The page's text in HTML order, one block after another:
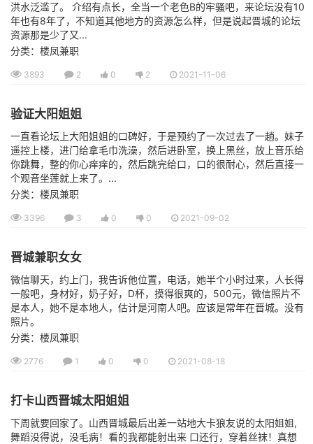
洪水泛滥了。 介绍有点长，全当一个老色B的牢骚吧，来论坛没有10
年也有8年了，不知道其他地方的资源怎么样，但是说起晋城的论坛
资源那是少了又...
分类：楼凤兼职
3893 2 0 2 2021-11-06
验证大阳姐姐
一直看论坛上大阳姐姐的口碑好，于是预约了一次过去了一趟。妹子
遥控上楼，进门给拿毛巾洗澡，然后进卧室，换上黑丝，放上音乐给
你跳舞，整的你心痒痒的，然后跳完给口，口的很耐心，然后直接一
个观音坐莲就上来了。...
分类：楼凤兼职
3396 3 0 0 2021-09-02
晋城兼职女女
微信聊天，约上门，我告诉他位置，电话，她半个小时过来，人长得
一般吧，身材好，奶子好，D杯，摸得很爽的，500元，微信照片不
是本人，她不是本地人，估计是河南人吧。应该是常年在晋城。没有
照片。
分类：楼凤兼职
2776 1 0 0 2021-08-18
打卡山西晋城太阳姐姐
下周就要回家了。山西晋城最后出差一站地大卡狼友说的太阳姐姐,
舞蹈没得说，没毛病！看的我都能射出来 口还行，穿着丝袜！真想